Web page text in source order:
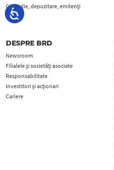
Custodie, depozitare, emitenți
MiFID
DESPRE BRD
Newsroom
Filialele și societăți asociate
Responsabilitate
Investitori și acționari
Cariere